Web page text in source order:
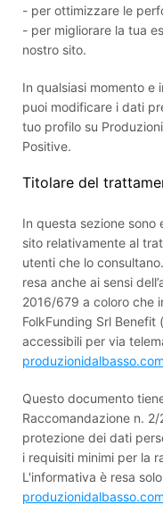
- per ottimizzare le
- per migliorare la tua
nostro sito.
In qualsiasi momento e
puoi modificare i dati
tuo profilo su
Positive.
Titolare del
In questa sezione
sito relativamente al
utenti che lo
resa anche ai sensi
2016/679 a coloro che
FolkFunding Srl Benefit
accessibili per via
produzionidalbasso.com
Questo documento
Raccomandazione n.
protezione dei dati
i requisiti minimi per la
L'informativa è resa
produzionidalbasso.com